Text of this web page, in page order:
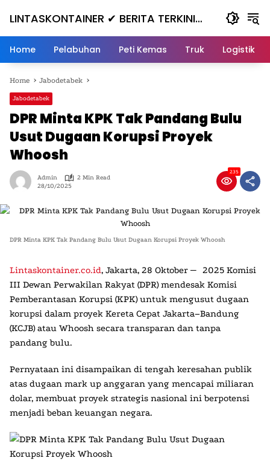
LINTASKONTAINER ✔ BERITA TERKINI
KONTAINER TERBARU HARI INI
Home Pelabuhan Peti Kemas Truk Logistik
Home Jabodetabek
Jabodetabek
DPR Minta KPK Tak Pandang Bulu
Usut Dugaan Korupsi Proyek
Whoosh
Admin
2 Min Read
28/10/2025
235
DPR Minta KPK Tak Pandang Bulu Usut Dugaan Korupsi Proyek Whoosh
Lintaskontainer.co.id, Jakarta, 28 Oktober — 2025 Komisi
III Dewan Perwakilan Rakyat (DPR)mendesak Komisi
Pemberantasan Korupsi (KPK)untuk mengusut dugaan
korupsi dalam proyek Kereta Cepat Jakarta–Bandung
(KCJB) atau Whoosh secara transparan dan tanpa
pandang bulu.
Pernyataan ini disampaikan di tengah keresahan publik
atas dugaan mark up anggaran yang mencapai miliaran
dolar, membuat proyek strategis nasional ini berpotensi
menjadi beban keuangan negara.